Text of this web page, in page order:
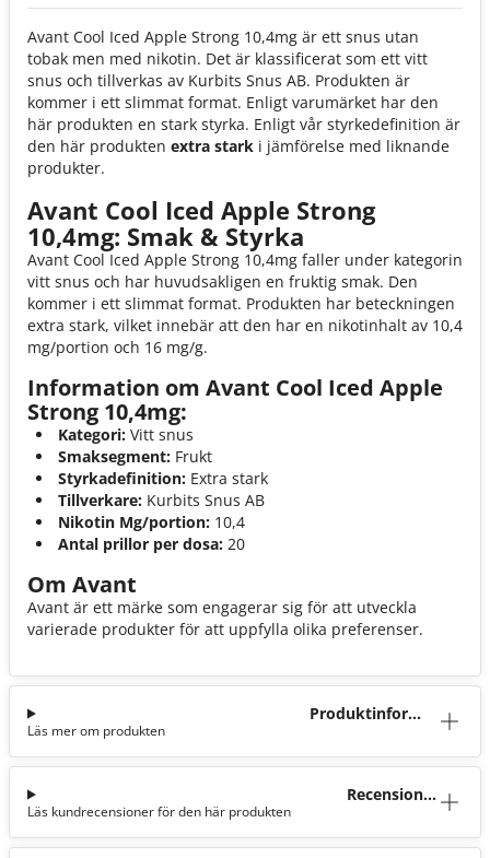
Avant Cool Iced Apple Strong 10,4mg är ett snus utan
tobak men med nikotin. Det är klassificerat som ett vitt
snus och tillverkas av Kurbits Snus AB. Produkten är
kommer i ett slimmat format. Enligt varumärket har den
här produkten en stark styrka. Enligt vår styrkedefinition är
den här produkten extra stark i jämförelse med liknande
produkter.
Avant Cool Iced Apple Strong
10,4mg: Smak & Styrka
Avant Cool Iced Apple Strong 10,4mg faller under kategorin
vitt snus och har huvudsakligen en fruktig smak. Den
kommer i ett slimmat format. Produkten har beteckningen
extra stark, vilket innebär att den har en nikotinhalt av 10,4
mg/portion och 16 mg/g.
Information om Avant Cool Iced Apple
Strong 10,4mg:
Kategori: Vitt snus
Smaksegment: Frukt
Styrkadefinition: Extra stark
Tillverkare: Kurbits Snus AB
Nikotin Mg/portion: 10,4
Antal prillor per dosa: 20
Om Avant
Avant är ett märke som engagerar sig för att utveckla
varierade produkter för att uppfylla olika preferenser.
Produktinforma
Läs mer om produkten
Recensioner
Läs kundrecensioner för den här produkten